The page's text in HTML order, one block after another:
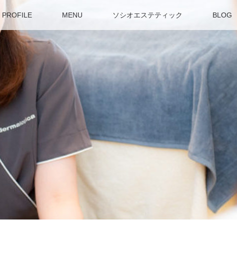
PROFILE MENU ソシオエステティック BLOG